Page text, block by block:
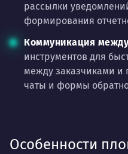
рассылки
формирования
Коммуникация
инструментов для
между заказчиками и
чаты и формы
Особенности